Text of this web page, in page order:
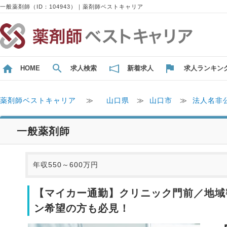
一般薬剤師（ID：104943）｜薬剤師ベストキャリア
HOME 求人検索 新着求人 求人ランキン
薬剤師ベストキャリア ≫ 山口県 ≫ 山口市 ≫ 法人名非
一般薬剤師
年収550～600万円
【マイカー通勤】クリニック門前／地
ン希望の方も必見！